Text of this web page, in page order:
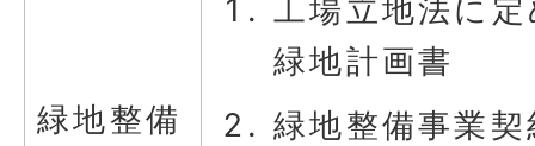
緑地整備
工場立地法に
緑地計画書
緑地整備事業契